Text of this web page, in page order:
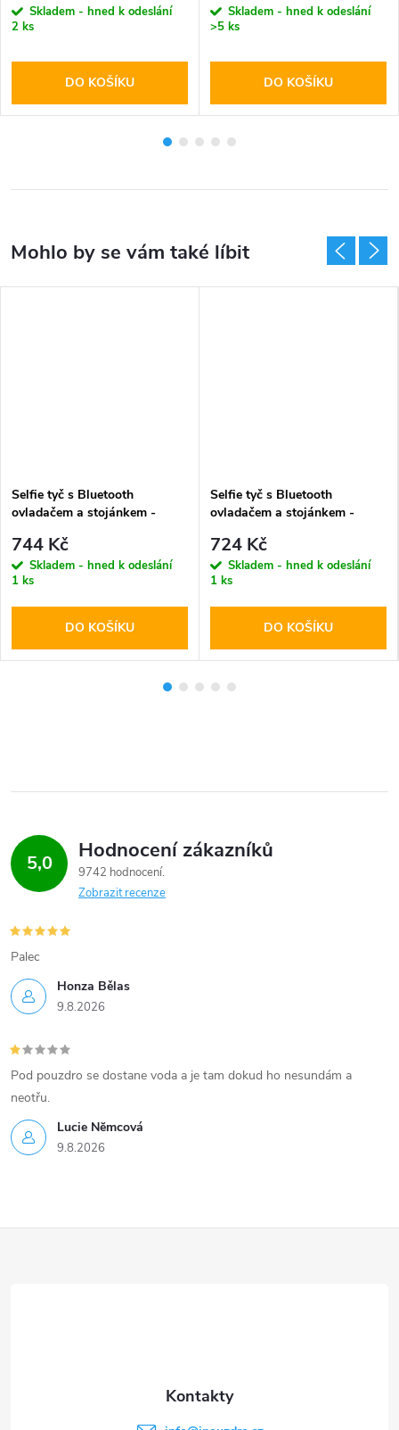
Skladem - hned k odeslání
2 ks
DO KOŠÍKU
Skladem - hned k odeslání
>5 ks
DO KOŠÍKU
Selfie tyč s Bluetooth
ovladačem a stojánkem -
Selfie Stick Tripod
744 Kč
Skladem - hned k odeslání
1 ks
DO KOŠÍKU
Selfie tyč s Bluetooth
ovladačem a stojánkem -
Stick Tripod
724 Kč
Skladem - hned k odeslání
1 ks
DO KOŠÍKU
5,0 Hodnocení zákazníků
9742 hodnocení
Zobrazit recenze
Honza Bělas
9.8.2026
Palec
Lucie Nĕmcová
9.8.2026
Pod pouzdro se dostane voda a je tam dokud ho nesundám a
neotřu.